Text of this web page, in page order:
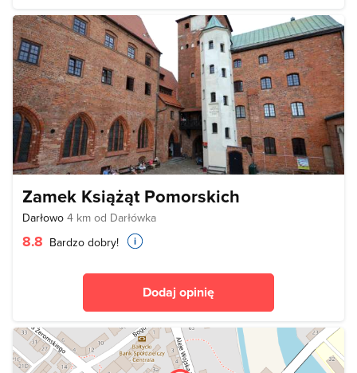
Zamek Książąt Pomorskich
Darłowo 4 km od Darłówka
8.8 Bardzo dobry!
Dodaj opinię